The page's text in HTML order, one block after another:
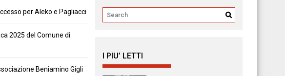
per Aleko e Pagliacci
2025 del Comune di
Beniamino Gigli
I PIU’ LETTI